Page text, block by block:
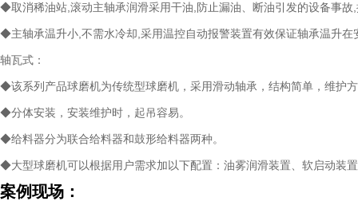
◆取消稀油站,滚动主轴承润滑采用干油,防止漏油、断油引发的设备事故
◆主轴承温升小,不需水冷却,采用温控自动报警装置有效保证轴承温升在
轴瓦式：
◆该系列产品球磨机为传统型球磨机，采用滑动轴承，结构简单，维护
◆分体安装，安装维护时，起吊容易。
◆给料器分为联合给料器和鼓形给料器两种。
◆大型球磨机可以根据用户需求加以下配置：油雾润滑装置、软启动装
案例现场：